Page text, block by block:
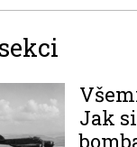
Jak